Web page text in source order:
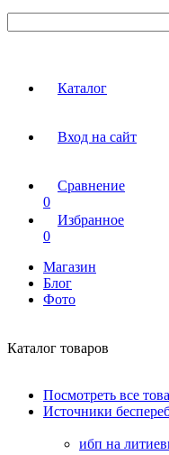
Каталог
Вход на сайт
Сравнение
0
Избранное
0
Магазин
Блог
Фото
Каталог товаров
Посмотреть все
Источники
ибп на